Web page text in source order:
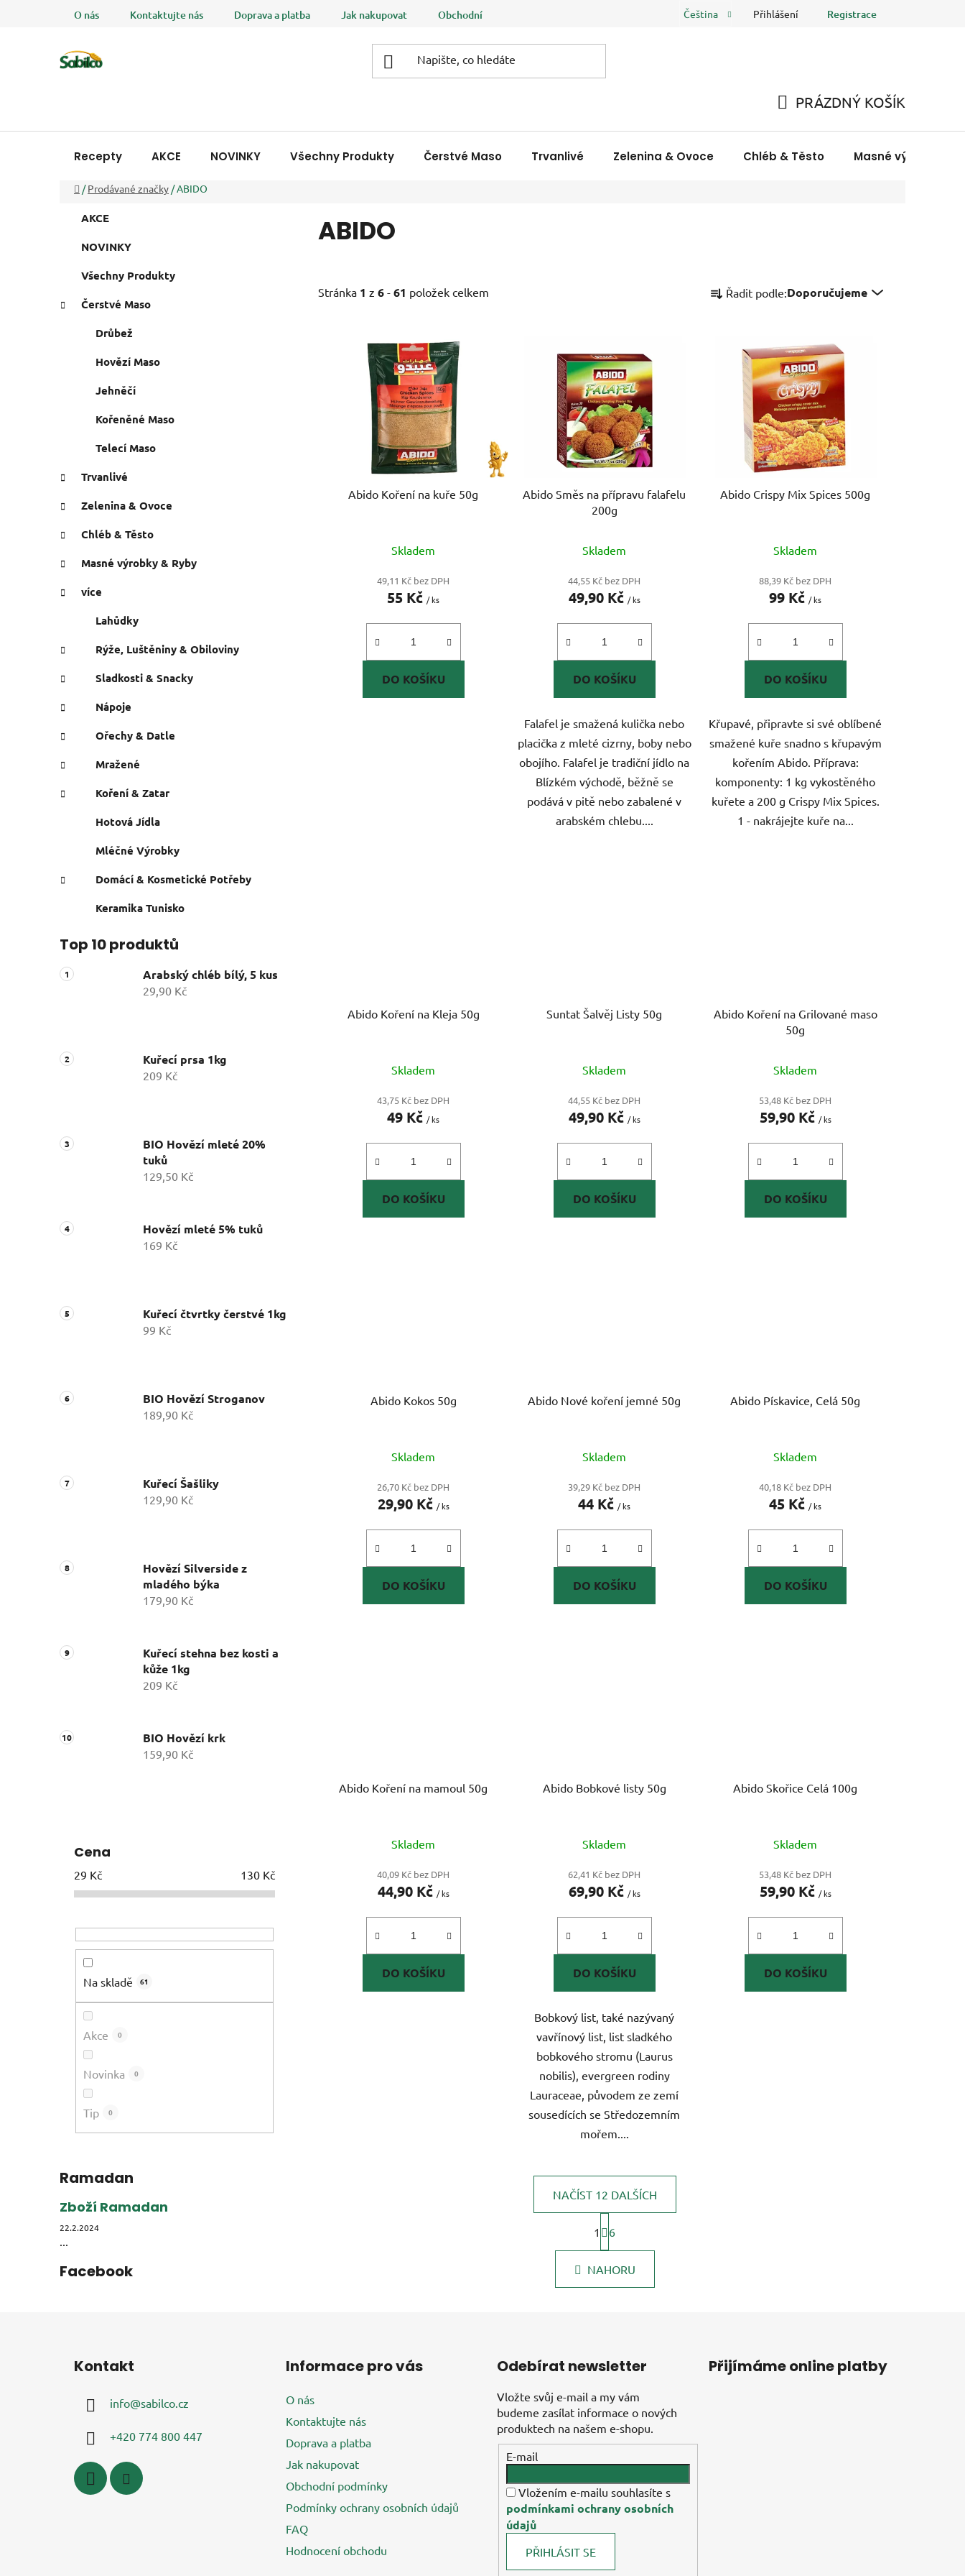
O nás Kontaktujte nás Doprava a platba Jak nakupovat Obchodní podmínky Podmínky ochrany osobních údajů FAQ Hodnocení obchodu
Čeština Přihlášení Registrace
KOŠÍK
PRÁZDNÝ KOŠÍK
Recepty AKCE NOVINKY Všechny Produkty Čerstvé Maso Trvanlivé Zelenina & Ovoce Chléb & Těsto Masné výrobky &
Domů
/ Prodávané značky /ABIDO
a
kategorie
r
AKCE
NOVINKY
Všechny Produkty
Čerstvé Maso
Drůbež
Hovězí Maso
Jehněčí
Kořeněné Maso
Telecí Maso
Trvanlivé
Zelenina & Ovoce
Chléb & Těsto
Masné výrobky & Ryby
více
Lahůdky
Rýže, Luštěniny & Obiloviny
Sladkosti & Snacky
Nápoje
Ořechy & Datle
Mražené
Koření & Zatar
Hotová Jídla
Mléčné Výrobky
Domácí & Kosmetické Potřeby
Keramika Tunisko
Top 10 produktů
Arabský chléb bílý, 5 kus
29,90 Kč
Kuřecí prsa 1kg
209 Kč
BIO Hovězí mleté 20%
tuků
129,50 Kč
Hovězí mleté 5% tuků
169 Kč
Kuřecí čtvrtky čerstvé 1kg
99 Kč
BIO Hovězí Stroganov
189,90 Kč
Kuřecí Šašliky
129,90 Kč
Hovězí Silverside z
mladého býka
179,90 Kč
Kuřecí stehna bez kosti a
kůže 1kg
209 Kč
BIO Hovězí krk
159,90 Kč
Cena
29 Kč 130 Kč
Na skladě 61
Akce 0
Novinka 0
Tip 0
Ramadan
Zboží Ramadan
22.2.2024
Facebook
ABIDO
Stránka 1 z 6 - 61 položek celkem a Řadit podle:Doporučujeme
Abido Koření na kuře 50g
Skladem
49,11 Kč bez DPH
55 Kč/ ks
DO KOŠÍKU
Abido Směs na přípravu falafelu
200g
Skladem
44,55 Kč bez DPH
49,90 Kč / ks
DO KOŠÍKU
Falafel je smažená kulička nebo
placička z mleté cizrny, boby nebo
obojího. Falafel je tradiční jídlo na
Blízkém východě, běžně se
podává v pitě nebo zabalené v
arabském chlebu....
Abido Crispy Mix Spices 500g
Skladem
88,39 Kč bez DPH
99 Kč/ ks
DO KOŠÍKU
Křupavé, připravte si své oblíbené
smažené kuře snadno s křupavým
kořením Abido. Příprava:
komponenty: 1 kg vykostěného
kuřete a 200 g Crispy Mix Spices.
1 - nakrájejte kuře na...
Abido Koření na Kleja 50g
Skladem
43,75 Kč bez DPH
49 Kč / ks
DO KOŠÍKU
Suntat Šalvěj Listy 50g
Skladem
44,55 Kč bez DPH
49,90 Kč / ks
DO KOŠÍKU
Abido Koření na Grilované maso
50g
Skladem
53,48 Kč bez DPH
59,90 Kč / ks
DO KOŠÍKU
Abido Kokos 50g
Skladem
26,70 Kč bez DPH
29,90 Kč / ks
DO KOŠÍKU
Abido Nové koření jemné 50g
Skladem
39,29 Kč bez DPH
44 Kč/ ks
DO KOŠÍKU
Abido Pískavice, Celá 50g
Skladem
40,18 Kč bez DPH
45 Kč/ ks
DO KOŠÍKU
Abido Koření na mamoul 50g
Skladem
40,09 Kč bez DPH
44,90 Kč / ks
DO KOŠÍKU
Abido Bobkové listy 50g
Skladem
62,41 Kč bez DPH
69,90 Kč / ks
DO KOŠÍKU
Bobkový list, také nazývaný
vavřínový list, list sladkého
bobkového stromu (Laurus
nobilis), evergreen rodiny
Lauraceae, původem ze zemí
sousedících se Středozemním
mořem....
Abido Skořice Celá 100g
Skladem
53,48 Kč bez DPH
59,90 Kč / ks
DO KOŠÍKU
O
v
l
á
p
v
k
y
v
ý
i
s
NAČÍST 12 DALŠÍCH
S
t
r
n
k
1 6
NAHORU
Kontakt
info@sabilco.cz
+420 774 800 447
Informace pro vás
O nás
Kontaktujte nás
Doprava a platba
Jak nakupovat
Obchodní podmínky
Podmínky ochrany osobních údajů
FAQ
Hodnocení obchodu
Odebírat newsletter
Vložte svůj e-mail a my vám
budeme zasílat informace o nových
produktech na našem e-shopu.
E-mail
Vložením e-mailu souhlasíte s
podmínkami ochrany osobních
údajů
PŘIHLÁSIT SE
Přijímáme online platby